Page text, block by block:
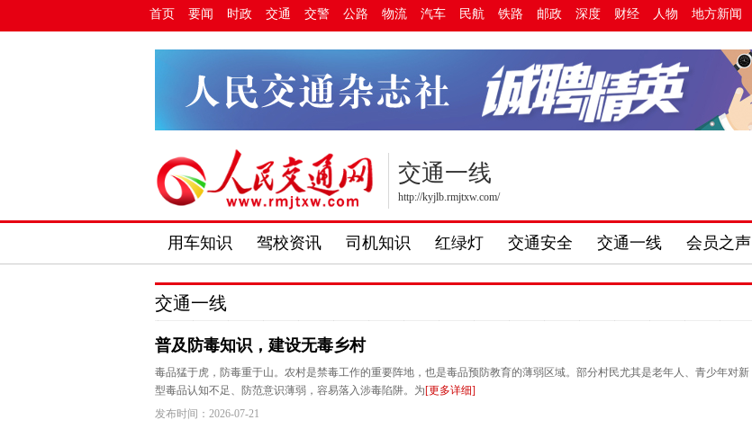
首页 要闻 时政 交通 交警 公路 物流 汽车 民航 铁路 邮政 深度 财经 人物 地方新闻
交通一线
http://kyjlb.rmjtxw.com/
用车知识 驾校资讯 司机知识 红绿灯 交通安全 交通一线 会员之声
交通一线
普及防毒知识，建设无毒乡村
毒品猛于虎，防毒重于山。农村是禁毒工作的重要阵地，也是毒品预防教育的薄弱区域。部分村民尤其是老年人、青少年对新
型毒品认知不足、防范意识薄弱，容易落入涉毒陷阱。为[更多详细]
发布时间：2026-07-21